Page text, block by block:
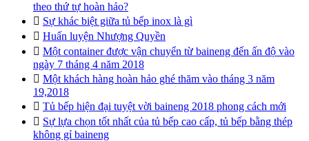
theo thứ tự hoàn hảo?
 Sự khác biệt giữa tủ bếp inox là gì
 Huấn luyện Nhượng Quyền
 Một container được vận chuyển từ baineng đến ấn độ vào
ngày 7 tháng 4 năm 2018
 Một khách hàng hoàn hảo ghé thăm vào tháng 3 năm
19,2018
 Tủ bếp hiện đại tuyệt vời baineng 2018 phong cách mới
 Sự lựa chọn tốt nhất của tủ bếp cao cấp, tủ bếp bằng thép
không gỉ baineng